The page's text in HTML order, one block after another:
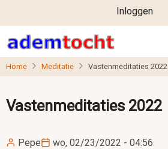
naar
de
inhoud
User
account
menu
Inloggen
Home Meditatie Vastenmeditaties 2022
Vastenmeditaties 2022
Pepe wo, 02/23/2022 - 04:56